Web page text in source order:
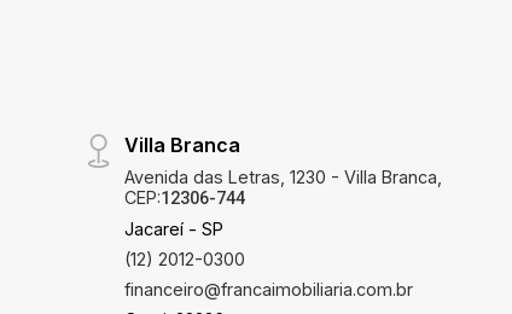
Villa Branca
Avenida das Letras, 1230 - Villa Branca,
CEP:12306-744
Jacareí - SP
(12) 2012-0300
financeiro@francaimobiliaria.com.br